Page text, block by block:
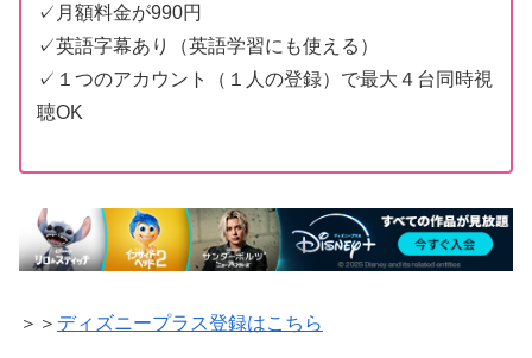
✓月額料金が990円
✓英語字幕あり（英語学習にも使える）
✓１つのアカウント（１人の登録）で最大４台同時視
聴OK
＞＞ ディズニープラス登録はこちら